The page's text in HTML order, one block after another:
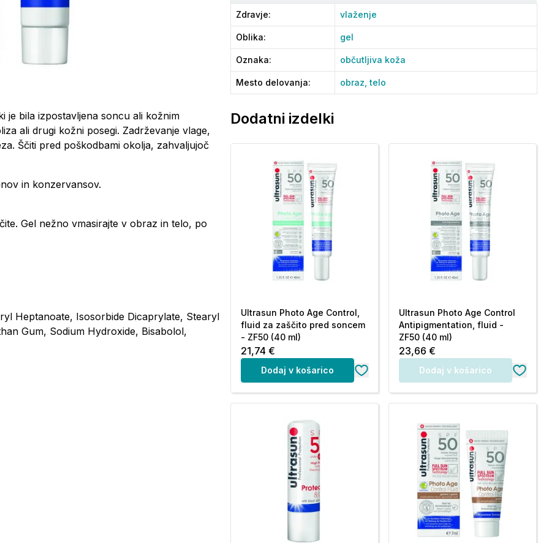
je bila izpostavljena soncu ali kožnim
ali drugi kožni posegi. Zadrževanje vlage,
Ščiti pred poškodbami okolja, zahvaljujoč
in konzervansov.
Gel nežno vmasirajte v obraz in telo, po
Heptanoate, Isosorbide Dicaprylate, Stearyl
Gum, Sodium Hydroxide, Bisabolol,
Zdravje: vlaženje
Oblika: gel
Oznaka: občutljiva koža
Mesto delovanja: obraz,telo
Dodatni izdelki
Ultrasun Photo Age Control,
fluid za zaščito pred soncem
- ZF50 (40 ml)
21,74 €
Dodaj v košarico
Ultrasun Photo Age Control
Antipigmentation, fluid -
ZF50 (40 ml)
23,66 €
Dodaj v košarico